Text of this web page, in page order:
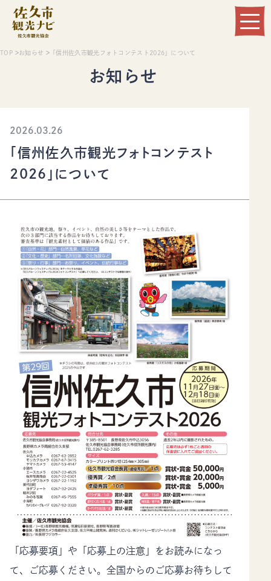
Language
観る
温まる 買う
佐久市について イベント
モデルコース 特集記事
アクセス デジタルパンフレット
お知らせ ギャラリー
お問い合わせ 当協会のご案内
協会員情報 プライバシーポリシー
〒385-8501 長野県佐久市中込3056
TEL0267-62-3285 FAX0267-62-2269
TOP お知らせ 「信州佐久市観光フォトコンテスト2026」について
お知らせ
2026.03.26
「信州佐久市観光フォトコンテスト
2026」について
「応募要項」や「応募上の注意」をお読みになっ
て、ご応募ください。全国からのご応募お待ちして